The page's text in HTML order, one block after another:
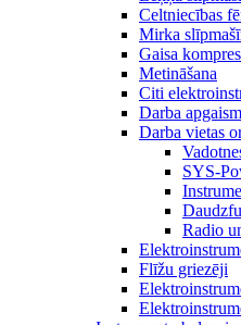
Celtniecības
Mirka
Gaisa
Metināšana
Citi
Darba
Darba vietas
SYS-
Radio
Flīžu griezēji